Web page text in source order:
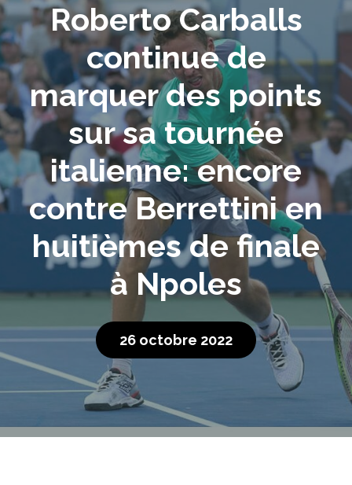
Roberto Carballs
continue de
marquer des points
sur sa tournée
italienne: encore
contre Berrettini en
huitièmes de finale
à Npoles
26 octobre 2022